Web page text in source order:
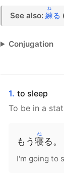
See also: 練
ね
る
Conjugation
1. to sleep
To be in a
もう 寝
ね
る。
I'm going to